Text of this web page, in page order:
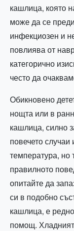
кашлица, която
може да се
инфекциозен и
повлиява от
категорично
често да
Обикновено
нощта или в
кашлица, силно
повечето
температура, но
правилното
опитайте да
си в подобно
кашлица, е
помощ.